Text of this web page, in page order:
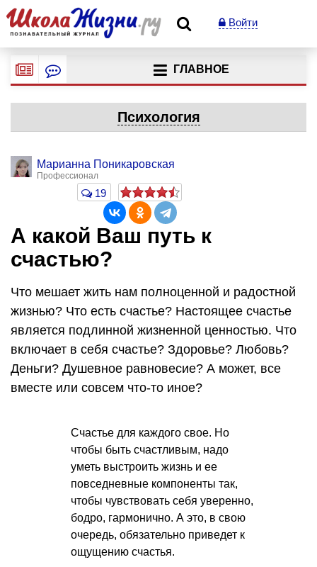
Войти
ГЛАВНОЕ
Психология
Марианна Поникаровская
Профессионал
19
А какой Ваш путь к
счастью?
Что мешает жить нам полноценной и радостной
жизнью? Что есть счастье? Настоящее счастье
является подлинной жизненной ценностью. Что
включает в себя счастье? Здоровье? Любовь?
Деньги? Душевное равновесие? А может, все
вместе или совсем что-то иное?
Счастье для каждого свое. Но
чтобы быть счастливым, надо
уметь выстроить жизнь и ее
повседневные компоненты так,
чтобы чувствовать себя уверенно,
бодро, гармонично. А это, в свою
очередь, обязательно приведет к
ощущению счастья.